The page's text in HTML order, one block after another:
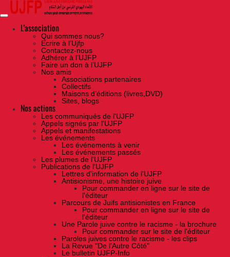
Skip
the
contentL'association
Qui sommes nous?
Ecrire à l’Ujfp
Contactez-nous
Adhérer à l’UJFP
Faire un don à l’UJFP
Nos amis
Associations partenaires
Collectifs
Maisons d’éditions (livres,DVD)
Sites, blogs
Nos actions
Les communiqués de l'UJFP
Appels signés par l'UJFP
Appels et manifestations
Les événements
Les événements à venir
Les événements passés
Les plumes de l'UJFP
Publications de l'UJFP
Lettres d'information de l'UJFP
Antisionisme, une histoire juive
Pour commander en ligne sur le site de
l'éditeur
Parcours de Juifs antisionistes en France
Pour commander en ligne sur le site de
l'éditeur
Une Parole juive contre le racisme - la brochure
Pour commander sur le site de l'éditeur
Paroles juives contre le racisme - les clips
La Revue "De l'Autre Côté"
Le bulletin UJFP-Info